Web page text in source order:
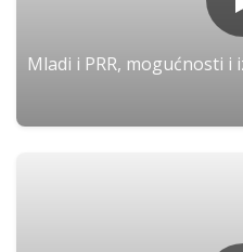
Mladi i PRR, mogućnosti i